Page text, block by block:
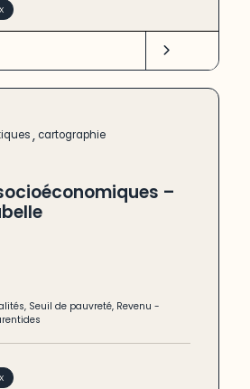
, cartographie
–
, Seuil de pauvreté, Revenu -